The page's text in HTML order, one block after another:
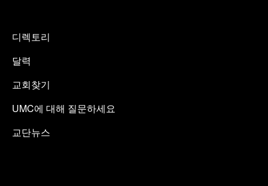
디렉토리
달력
교회찾기
UMC에 대해 질문하세요
교단뉴스